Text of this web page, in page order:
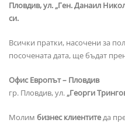
Пловдив, ул. „Ген. Данаил
си.
Всички пратки, насочени за
посочената дата, ще бъдат
Офис Европът – Пловдив
гр. Пловдив, ул. „Георги
Молим бизнес клиентитеда